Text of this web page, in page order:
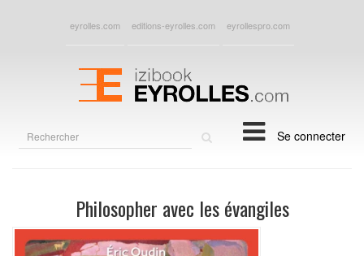
eyrolles.com editions-eyrolles.com eyrollespro.com
Se connecter
Philosopher avec les évangiles